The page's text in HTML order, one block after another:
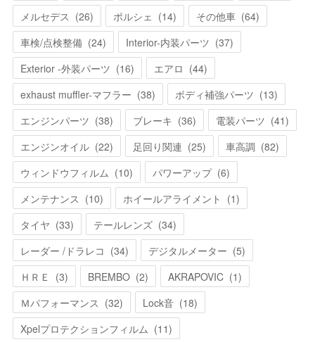
メルセデス (26) ポルシェ (14) その他車 (64)
車検/点検整備 (24) Interior-内装パーツ (37)
Exterior -外装パーツ (16) エアロ (44)
exhaust muffler-マフラー (38) ボディ補強パーツ (13)
エンジンパーツ (38) ブレーキ (36) 電装パーツ (41)
エンジンオイル (22) 足回り関連 (25) 車高調 (82)
ウィンドウフィルム (10) パワーアップ (6)
メンテナンス (10) ホイールアライメント (1)
タイヤ (33) テールレンズ (34)
レーダー /ドラレコ (34) デジタルメーター (5)
ＨＲＥ
(3) BREMBO (2) AKRAPOVIC (1)
Ｍパフォーマンス (32) Lock音 (18)
Xpelプロテクションフィルム (11)